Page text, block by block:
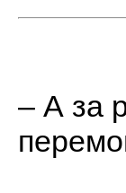
– А за